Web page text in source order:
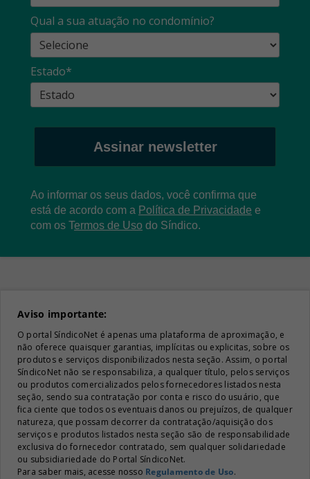
Qual a sua atuação no condomínio?
Estado*
Assinar newsletter
Ao informar os seus dados, você confirma que
está de acordo com a Política de Privacidade e
com os Termos de Uso do Síndico.
Aviso importante:
O portal SíndicoNet é apenas uma plataforma de aproximação, e
não oferece quaisquer garantias, implícitas ou explicitas, sobre os
produtos e serviços disponibilizados nesta seção. Assim, o portal
SíndicoNet não se responsabiliza, a qualquer título, pelos serviços
ou produtos comercializados pelos fornecedores listados nesta
seção, sendo sua contratação por conta e risco do usuário, que
fica ciente que todos os eventuais danos ou prejuízos, de qualquer
natureza, que possam decorrer da contratação/aquisição dos
serviços e produtos listados nesta seção são de responsabilidade
exclusiva do fornecedor contratado, sem qualquer solidariedade
ou subsidiariedade do Portal SíndicoNet.
Para saber mais, acesse nosso Regulamento de Uso.